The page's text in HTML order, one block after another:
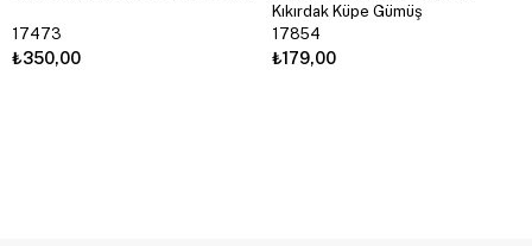
17473
₺350,00
Kıkırdak Küpe Gümüş
17854
₺179,00